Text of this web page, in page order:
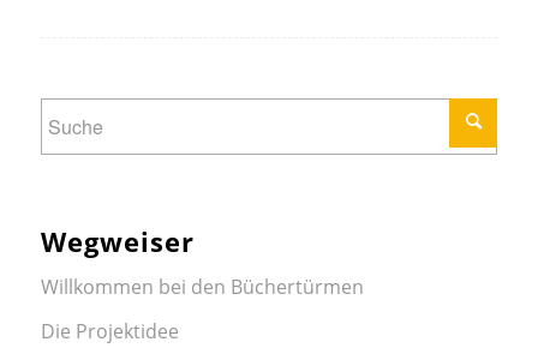
Wegweiser
Willkommen bei den Büchertürmen
Die Projektidee